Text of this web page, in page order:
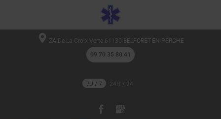
ZA De La Croix Verte 61130 BELFORET-EN-PERCHE
09 70 35 80 41
7J / 7 24H / 24